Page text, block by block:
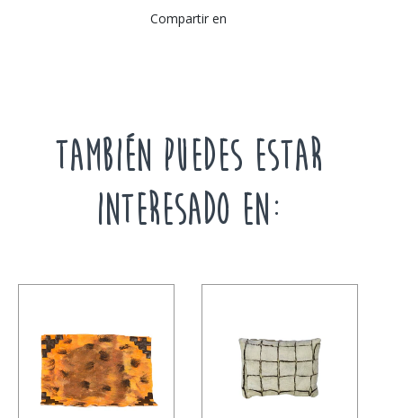
Compartir en
TAMBIÉN PUEDES ESTAR
INTERESADO EN: